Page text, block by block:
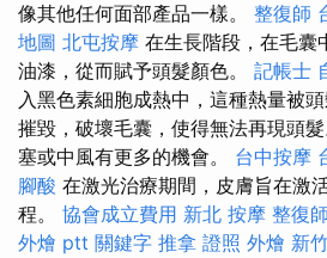
像其他任何面部產品一樣。 整復師
地圖 北屯按摩 在生長階段，在毛囊
油漆，從而賦予頭髮顏色。 記帳士
入黑色素細胞成熱中，這種熱量被
摧毀，破壞毛囊，使得無法再現頭
塞或中風有更多的機會。 台中按摩
腳酸 在激光治療期間，皮膚旨在激
程。 協會成立費用 新北 按摩 整復
外燴 ptt 關鍵字 推拿 證照 外燴 新